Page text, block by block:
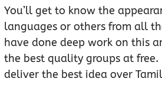
You’ll get to know the
languages or others from all
have done deep work on this
the best quality groups at free.
deliver the best idea over